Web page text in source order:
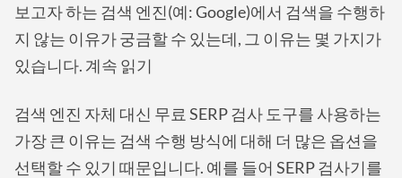
보고자 하는 검색 엔진(예: Google)에서 검색을 수행하
지 않는 이유가 궁금할 수 있는데, 그 이유는 몇 가지가
있습니다. 계속 읽기
검색 엔진 자체 대신 무료 SERP 검사 도구를 사용하는
가장 큰 이유는 검색 수행 방식에 대해 더 많은 옵션을
선택할 수 있기 때문입니다. 예를 들어 SERP 검사기를